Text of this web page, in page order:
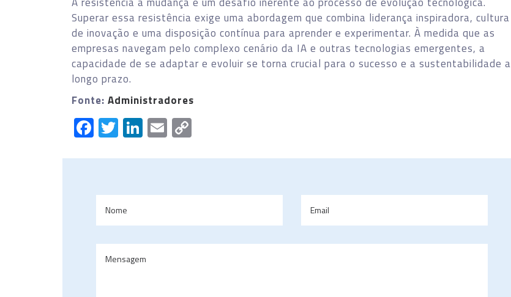
Superar essa resistência exige uma abordagem que combina liderança inspiradora, cultura
de inovação e uma disposição contínua para aprender e experimentar. À medida que as
empresas navegam pelo complexo cenário da IA e outras tecnologias emergentes, a
capacidade de se adaptar e evoluir se torna crucial para o sucesso e a sustentabilidade a
longo prazo.
Fonte: Administradores
Facebook
Twitter
LinkedIn
Email